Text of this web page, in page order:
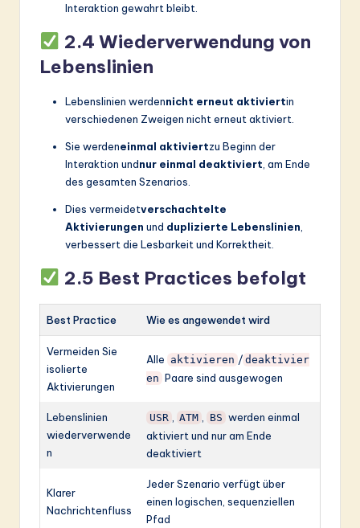
Interaktion gewahrt bleibt.
2.4 Wiederverwendung von
Lebenslinien
Lebenslinien werdennicht erneut aktiviertin
verschiedenen Zweigen nicht erneut aktiviert.
Sie werdeneinmal aktiviertzu Beginn der
Interaktion undnur einmal deaktiviert , am Ende
des gesamten Szenarios.
Dies vermeidetverschachtelte
Aktivierungen und duplizierte Lebenslinien
verbessert die Lesbarkeit und Korrektheit.
2.5 Best Practices befolgt
Best Practice Wie es angewendet wird
Vermeiden Sie
isolierte
Aktivierungen
Alle aktivieren / deaktivier
en Paare sind ausgewogen
Lebenslinien
wiederverwende
n
USR ATM BS werden einmal
aktiviert und nur am Ende
deaktiviert
Klarer
Nachrichtenfluss
Jeder Szenario verfügt über
einen logischen, sequenziellen
Pfad